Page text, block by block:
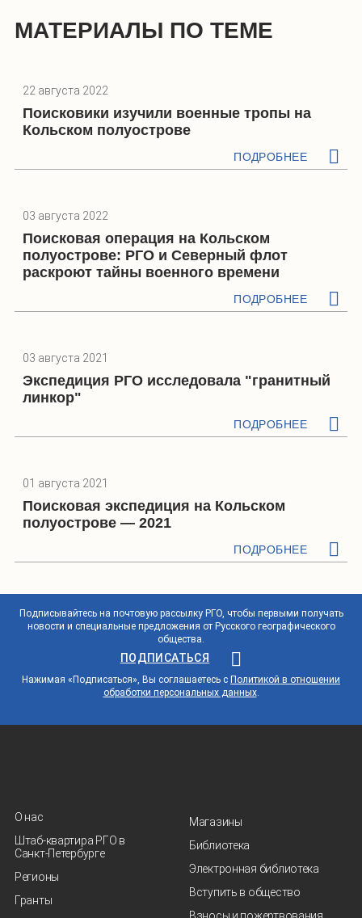
МАТЕРИАЛЫ ПО ТЕМЕ
22 августа 2022
Поисковики изучили военные тропы на
Кольском полуострове
ПОДРОБНЕЕ
03 августа 2022
Поисковая операция на Кольском
полуострове: РГО и Северный флот
раскроют тайны военного времени
ПОДРОБНЕЕ
03 августа 2021
Экспедиция РГО исследовала "гранитный
линкор"
ПОДРОБНЕЕ
01 августа 2021
Поисковая экспедиция на Кольском
полуострове — 2021
ПОДРОБНЕЕ
Подписывайтесь на почтовую рассылку РГО, чтобы первыми получать
новости и специальные предложения от Русского географического
общества.
ПОДПИСАТЬСЯ
Нажимая «Подписаться», Вы соглашаетесь с Политикой в отношении
обработки персональных данных.
О нас
Штаб-квартира РГО в
Санкт‑Петербурге
Регионы
Гранты
Магазины
Библиотека
Электронная библиотека
Вступить в общество